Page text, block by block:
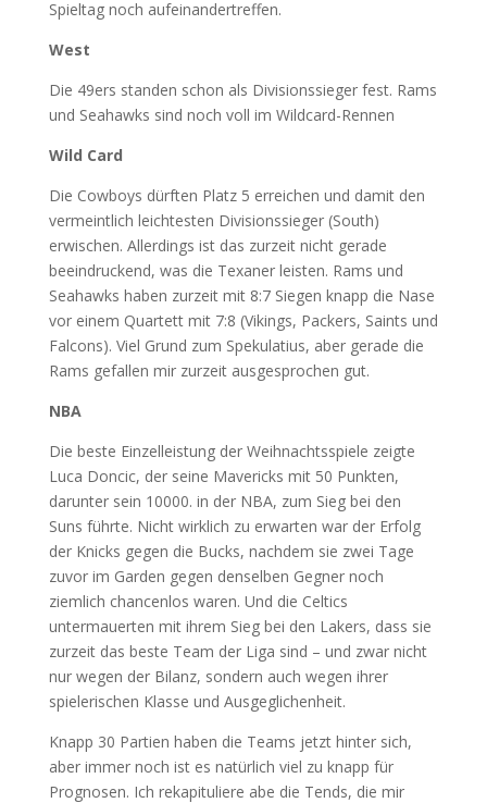
Spieltag noch aufeinandertreffen.
West
Die 49ers standen schon als Divisionssieger fest. Rams
und Seahawks sind noch voll im Wildcard-Rennen
Wild Card
Die Cowboys dürften Platz 5 erreichen und damit den
vermeintlich leichtesten Divisionssieger (South)
erwischen. Allerdings ist das zurzeit nicht gerade
beeindruckend, was die Texaner leisten. Rams und
Seahawks haben zurzeit mit 8:7 Siegen knapp die Nase
vor einem Quartett mit 7:8 (Vikings, Packers, Saints und
Falcons). Viel Grund zum Spekulatius, aber gerade die
Rams gefallen mir zurzeit ausgesprochen gut.
NBA
Die beste Einzelleistung der Weihnachtsspiele zeigte
Luca Doncic, der seine Mavericks mit 50 Punkten,
darunter sein 10000. in der NBA, zum Sieg bei den
Suns führte. Nicht wirklich zu erwarten war der Erfolg
der Knicks gegen die Bucks, nachdem sie zwei Tage
zuvor im Garden gegen denselben Gegner noch
ziemlich chancenlos waren. Und die Celtics
untermauerten mit ihrem Sieg bei den Lakers, dass sie
zurzeit das beste Team der Liga sind – und zwar nicht
nur wegen der Bilanz, sondern auch wegen ihrer
spielerischen Klasse und Ausgeglichenheit.
Knapp 30 Partien haben die Teams jetzt hinter sich,
aber immer noch ist es natürlich viel zu knapp für
Prognosen. Ich rekapituliere abe die Tends, die mir